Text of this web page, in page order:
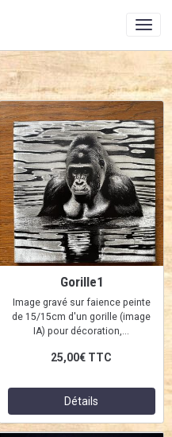
Gorille1
Image gravé sur faience peinte
de 15/15cm d'un gorille (image
IA) pour décoration,...
25,00€ TTC
Détails